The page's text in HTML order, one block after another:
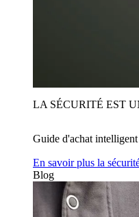
LA SÉCURITÉ EST
Guide d'achat
En savoir plus la
Blog